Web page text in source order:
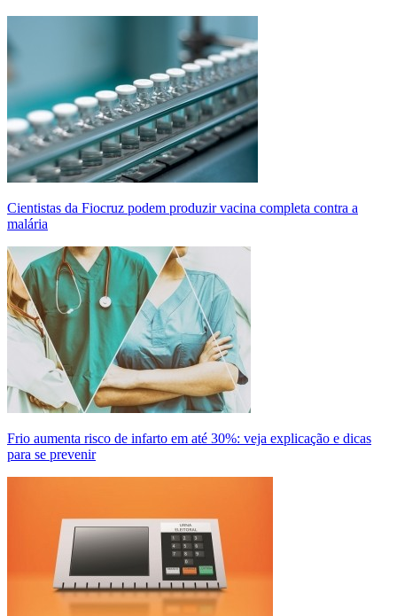
Cientistas da Fiocruz podem produzir vacina completa contra a
malária
Frio aumenta risco de infarto em até 30%: veja explicação e dicas
para se prevenir